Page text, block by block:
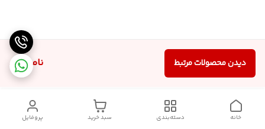
ناموجود دیدن محصولات مرتبط
پروفایل سبد خرید دسته‌بندی خانه